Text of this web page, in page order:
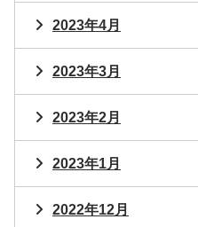
2023年4月
2023年3月
2023年2月
2023年1月
2022年12月